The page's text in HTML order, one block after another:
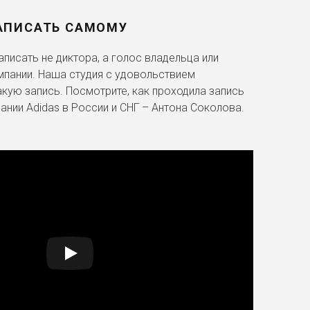
САМОМУ
не диктора, а голос владельца или
Наша студия с удовольствием
запись. Посмотрите, как проходила запись
Adidas в России и СНГ – Антона Соколова.